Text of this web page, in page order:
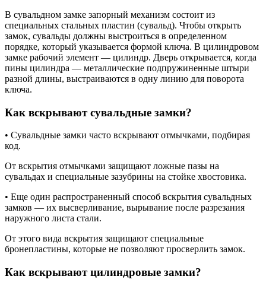
В сувальдном замке запорный механизм состоит из
специальных стальных пластин (сувальд). Чтобы открыть
замок, сувальды должны выстроиться в определенном
порядке, который указывается формой ключа. В цилиндровом
замке рабочий элемент — цилиндр. Дверь открывается, когда
пины цилиндра — металлические подпружиненные штыри
разной длины, выстраиваются в одну линию для поворота
ключа.
Как вскрывают сувальдные замки?
• Сувальдные замки часто вскрывают отмычками, подбирая
код.
От вскрытия отмычками защищают ложные пазы на
сувальдах и специальные зазубрины на стойке хвостовика.
• Еще один распространенный способ вскрытия сувальдных
замков — их высверливание, вырывание после разрезания
наружного листа стали.
От этого вида вскрытия защищают специальные
бронепластины, которые не позволяют просверлить замок.
Как вскрывают цилиндровые замки?